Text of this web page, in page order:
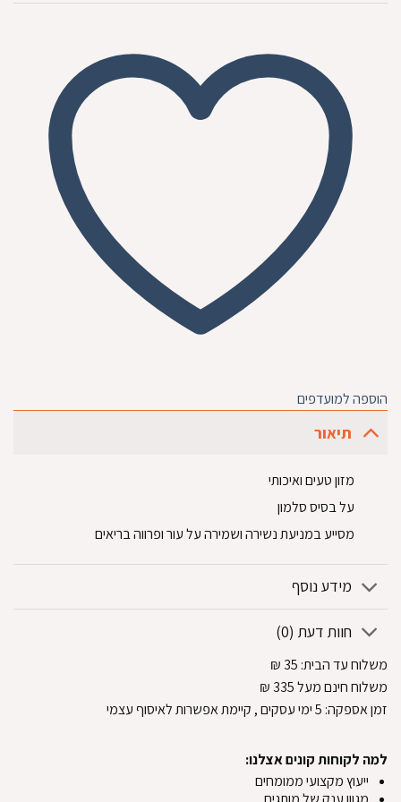
הוספה למועדפים
תיאור
מזון טעים ואיכותי
על בסיס סלמון
מסייע במניעת נשירה ושמירה על עור ופרווה בריאים
מידע נוסף
חוות דעת (0)
משלוח עד הבית:
₪
משלוח חינם מעל 335
₪
זמן אספקה: 5ימי עסקים, קיימת אפשרות לאיסוף עצמי
למה לקוחות קונים אצלנו:
ייעוץ מקצועי ממומחים